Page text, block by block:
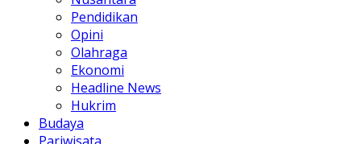
Pendidikan
Opini
Olahraga
Ekonomi
Headline News
Hukrim
Budaya